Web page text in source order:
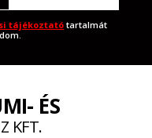
tájékoztatótartalmát
ÉS
KFT.